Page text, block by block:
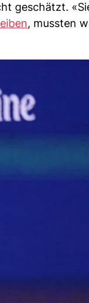
geschätzt.
, mussten